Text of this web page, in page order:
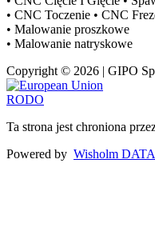
• CNC Toczenie • CNC
• Malowanie proszkowe
• Malowanie natryskowe
Copyright © 2026 | GIPO
RODO
Ta strona jest chroniona
Powered by Wisholm DATA